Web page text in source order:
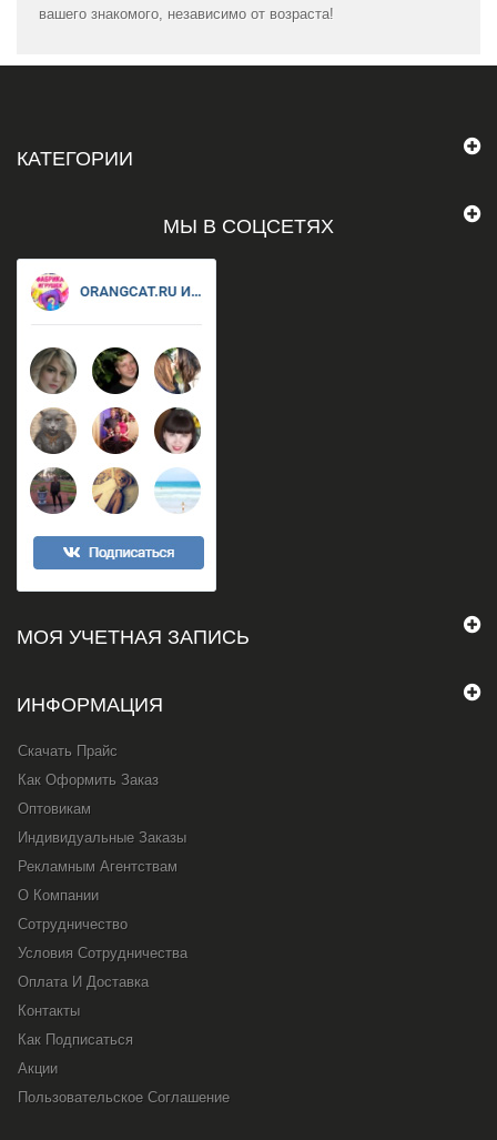
вашего знакомого, независимо от возраста!
КАТЕГОРИИ
МЫ В СОЦСЕТЯХ
МОЯ УЧЕТНАЯ ЗАПИСЬ
ИНФОРМАЦИЯ
Скачать Прайс
Как Оформить Заказ
Оптовикам
Индивидуальные Заказы
Рекламным Агентствам
О Компании
Сотрудничество
Условия Сотрудничества
Оплата И Доставка
Контакты
Как Подписаться
Акции
Пользовательское Соглашение